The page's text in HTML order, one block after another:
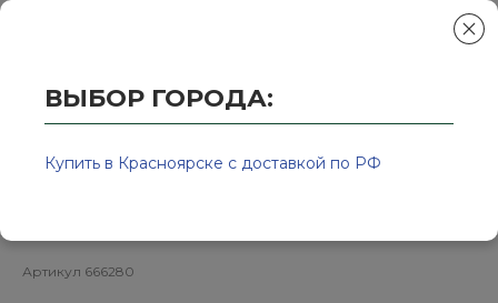
Колор-Авто - магазин лакокрасочной продукции и
Турбосушка ОБДУВКА одна-
Артикул 666280
ВЫБОР ГОРОДА:
Купить в Красноярске с доставкой по РФ